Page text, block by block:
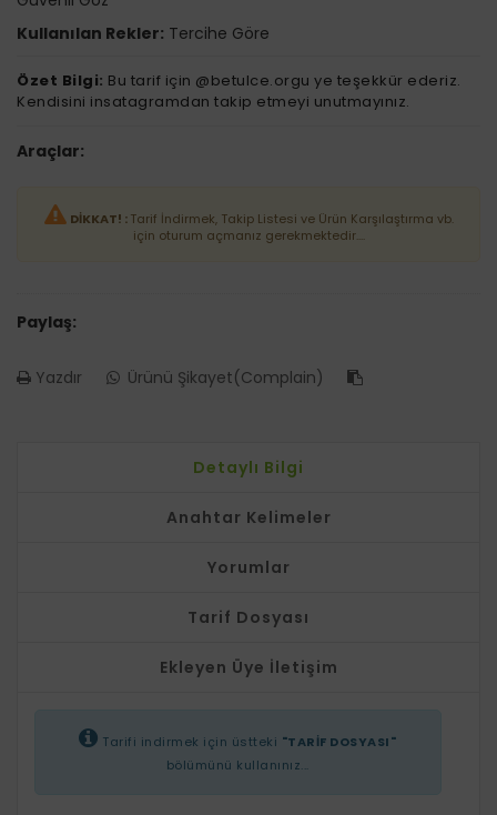
Kullanılan Rekler: Tercihe Göre
Özet Bilgi: Bu tarif için @betulce.orgu ye teşekkür ederiz.
Kendisini insatagramdan takip etmeyi unutmayınız.
Araçlar:
DİKKAT! :Tarif İndirmek, Takip Listesi ve Ürün Karşılaştırma vb.
için oturum açmanız gerekmektedir....
Paylaş:
Yazdır Ürünü Şikayet(Complain)
Detaylı Bilgi
Anahtar Kelimeler
Yorumlar
Tarif Dosyası
Ekleyen Üye İletişim
Tarifi indirmek için üstteki "TARİF DOSYASI"
bölümünü kullanınız...